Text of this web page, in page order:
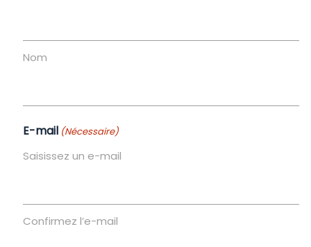
Nom
E-mail (Nécessaire)
Saisissez un e-mail
Confirmez l’e-mail